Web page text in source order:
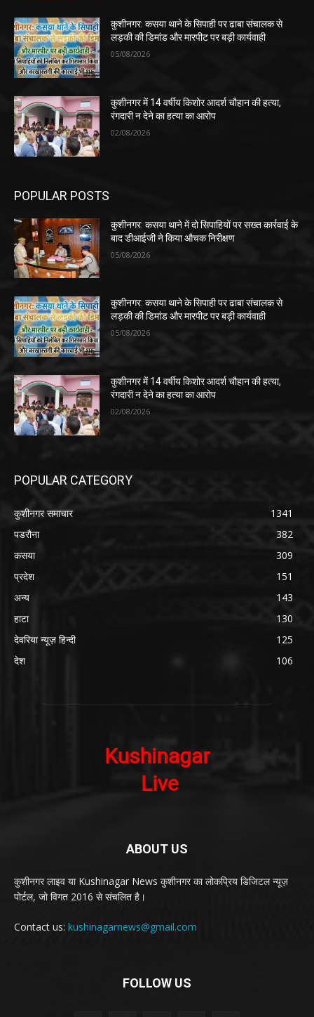
कुशीनगर: कसया थाने के सिपाही पर ढाबा संचालक से
लड़की की डिमांड और मारपीट पर बड़ी कार्यवाही
05/08/2026
कुशीनगर में 14 वर्षीय किशोर आदर्श चौहान की हत्या,
रंगदारी न देने का हत्या का आरोप
02/08/2026
POPULAR POSTS
कुशीनगर: कसया थाने में दो सिपाहियों पर सख्त कार्रवाई के
बाद डीआईजी ने किया औचक निरीक्षण
05/08/2026
कुशीनगर: कसया थाने के सिपाही पर ढाबा संचालक से
लड़की की डिमांड और मारपीट पर बड़ी कार्यवाही
05/08/2026
कुशीनगर में 14 वर्षीय किशोर आदर्श चौहान की हत्या,
रंगदारी न देने का हत्या का आरोप
02/08/2026
POPULAR CATEGORY
कुशीनगर समाचार
1341
पडरौना
382
कसया
309
प्रदेश
151
अन्य
143
हाटा
130
देवरिया न्यूज़ हिन्दी
125
देश
106
ABOUT US
कुशीनगर लाइव या Kushinagar News कुशीनगर का लोकप्रिय डिजिटल न्यूज़
पोर्टल, जो विगत 2016 से संचलित है।
Contact us: kushinagarnews@gmail.com
FOLLOW US